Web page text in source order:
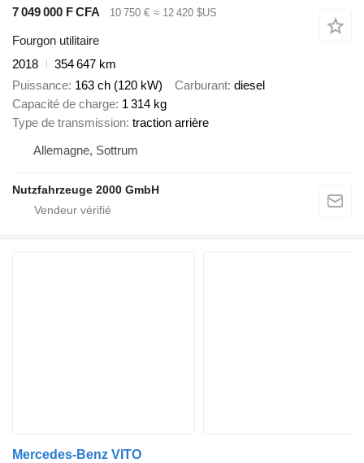
7 049 000 F CFA
10 750 € ≈ 12 420 $US
Fourgon utilitaire
2018
354 647 km
Puissance 163 ch (120 kW) Carburant diesel
Capacité de charge 1 314 kg
Type de transmission traction arrière
Allemagne, Sottrum
Nutzfahrzeuge 2000 GmbH
Mercedes-Benz VITO